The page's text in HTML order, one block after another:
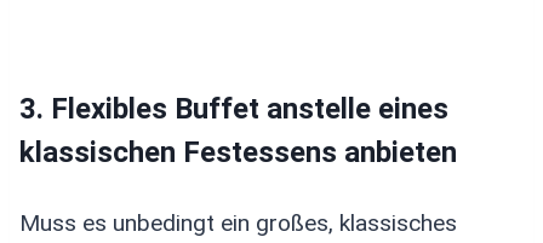
3. Flexibles Buffet anstelle eines
klassischen Festessens anbieten
Muss es unbedingt ein großes, klassisches